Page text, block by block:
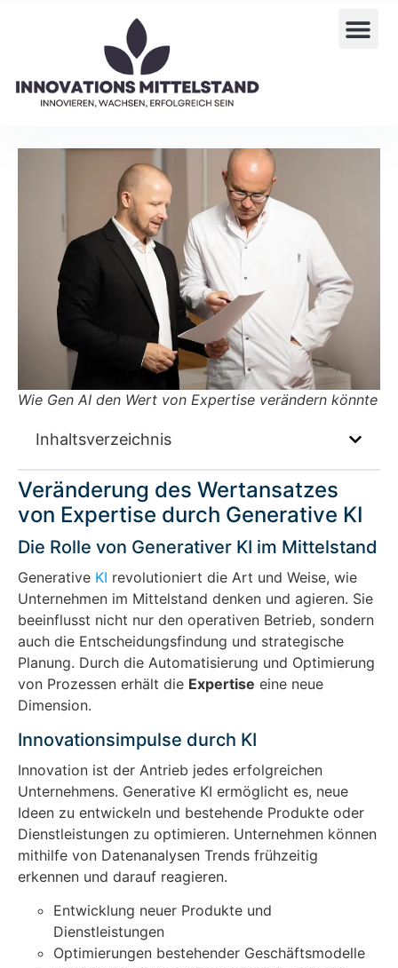
Wie Gen AI den Wert von Expertise verändern könnte
Inhaltsverzeichnis
Veränderung des Wertansatzes
von Expertise durch Generative KI
Die Rolle von Generativer KI im Mittelstand
Generative KI revolutioniert die Art und Weise, wie
Unternehmen im Mittelstand denken und agieren. Sie
beeinflusst nicht nur den operativen Betrieb, sondern
auch die Entscheidungsfindung und strategische
Planung. Durch die Automatisierung und Optimierung
von Prozessen erhält die Expertise eine neue
Dimension.
Innovationsimpulse durch KI
Innovation ist der Antrieb jedes erfolgreichen
Unternehmens. Generative KI ermöglicht es, neue
Ideen zu entwickeln und bestehende Produkte oder
Dienstleistungen zu optimieren. Unternehmen können
mithilfe von Datenanalysen Trends frühzeitig
erkennen und darauf reagieren.
Entwicklung neuer Produkte und
Dienstleistungen
Optimierungen bestehender Geschäftsmodelle